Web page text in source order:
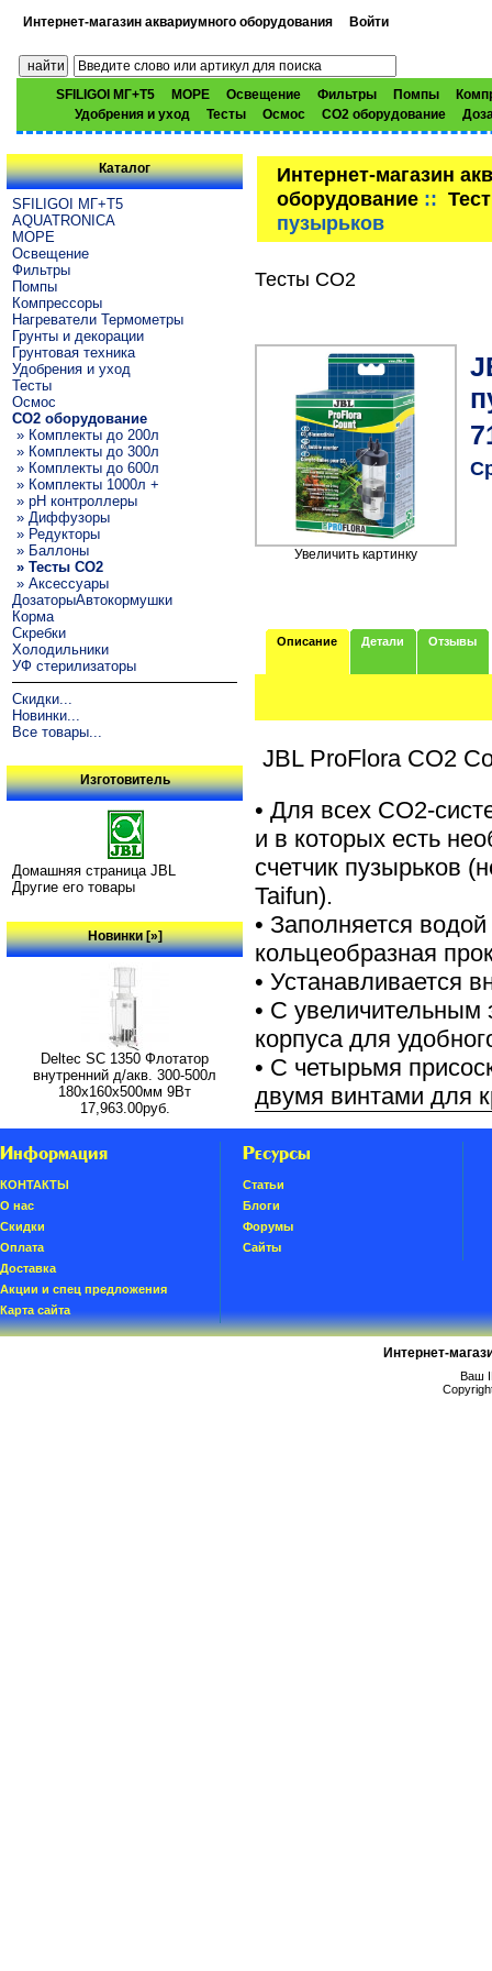
Интернет-магазин аквариумного оборудования Войти
SFILIGOI МГ+Т5 МОРЕ Освещение Фильтры Помпы
Удобрения и уход
Тесты Осмос CO2 оборудование
Каталог
SFILIGOI МГ+Т5
AQUATRONICA
МОРЕ
Освещение
Фильтры
Помпы
Компрессоры
Нагреватели Термометры
Грунты и декорации
Грунтовая техника
Удобрения и уход
Тесты
Осмос
CO2 оборудование
» Комплекты до 200л
» Комплекты до 300л
» Комплекты до 600л
» Комплекты 1000л +
» pH контроллеры
» Диффузоры
» Редукторы
» Баллоны
» Тесты CO2
» Аксессуары
ДозаторыАвтокормушки
Корма
Скребки
Холодильники
УФ стерилизаторы
Скидки...
Новинки...
Все товары...
Изготовитель
Домашняя страница JBL
Другие его товары
Новинки [»]
Deltec SC 1350 Флотатор
внутренний д/акв. 300-500л
180x160x500мм 9Вт
17,963.00руб.
Интернет-магазин
оборудование ::
пузырьков
Тесты CO2
Увеличить картинку
Описание Детали Отзывы
JBL ProFlora CO2
• Для всех СО2-
и в которых есть
счетчик пузырьков
Taifun).
• Заполняется
кольцеобразная
• Устанавливается
• С увеличительным
корпуса для
• С четырьмя
двумя винтами для
Информация
КОНТАКТЫ
О нас
Скидки
Oплатa
Доставка
Акции и спец предложения
Карта сайта
Ресурсы
Статьи
Блоги
Форумы
Сайты
Интернет-
Ваш